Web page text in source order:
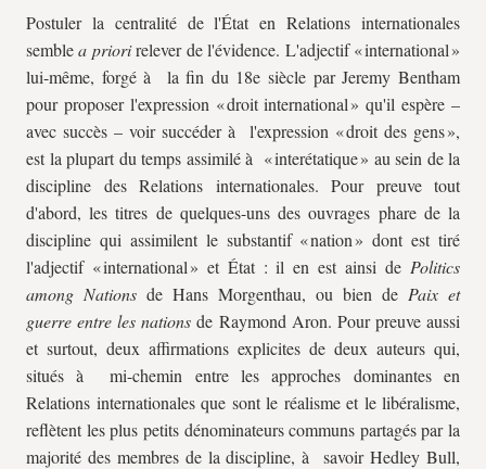
Postuler la centralité de l'État en Relations internationales
semblea priorirelever de l'évidence. L'adjectif « international »
lui-même, forgé à la fin du 18e siècle par Jeremy Bentham
pour proposer l'expression « droit international » qu'il espère –
avec succès – voir succéder à l'expression « droit des gens »,
est la plupart du temps assimilé à « interétatique » au sein de la
discipline des Relations internationales. Pour preuve tout
d'abord, les titres de quelques-uns des ouvrages phare de la
discipline qui assimilent le substantif « nation » dont est tiré
l'adjectif « international » et État : il en est ainsi de Politics
among Nations de Hans Morgenthau, ou bien de Paix et
guerre entre les nations de Raymond Aron. Pour preuve aussi
et surtout, deux affirmations explicites de deux auteurs qui,
situés à mi-chemin entre les approches dominantes en
Relations internationales que sont le réalisme et le libéralisme,
reflètent les plus petits dénominateurs communs partagés par la
majorité des membres de la discipline, à savoir Hedley Bull,